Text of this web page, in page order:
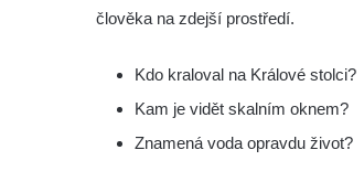
člověka na zdejší prostředí.
Kdo kraloval na Králové stolci?
Kam je vidět skalním oknem?
Znamená voda opravdu život?